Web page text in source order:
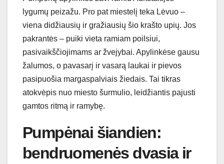
lygumų peizažu. Pro pat miestelį teka Lėvuo –
viena didžiausių ir gražiausių šio krašto upių. Jos
pakrantės – puiki vieta ramiam poilsiui,
pasivaikščiojimams ar žvejybai. Apylinkėse gausu
žalumos, o pavasarį ir vasarą laukai ir pievos
pasipuošia margaspalviais žiedais. Tai tikras
atokvėpis nuo miesto šurmulio, leidžiantis pajusti
gamtos ritmą ir ramybę.
Pumpėnai šiandien:
bendruomenės dvasia ir